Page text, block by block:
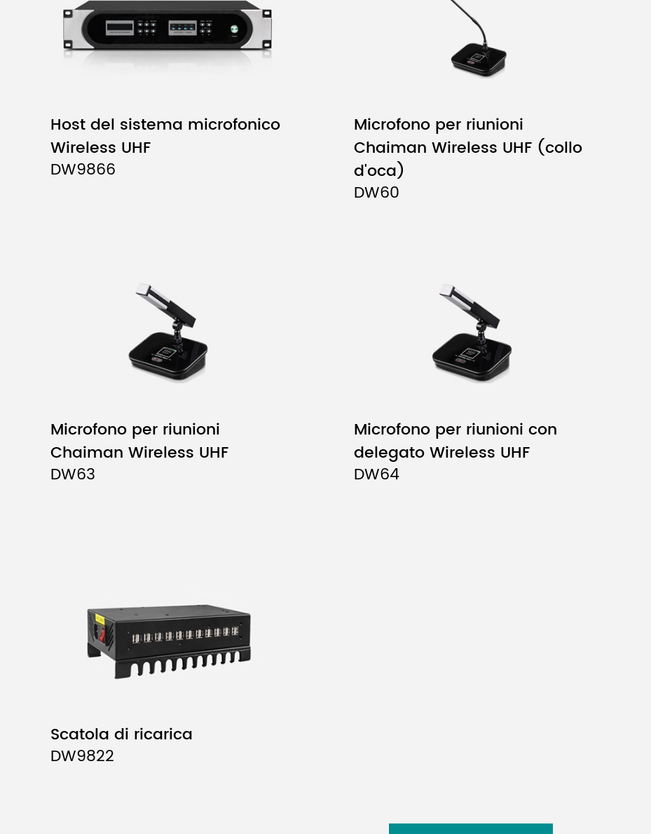
Host del sistema microfonico
Wireless UHF
DW9866
Microfono per riunioni
Chaiman Wireless UHF (collo
d'oca)
DW60
Microfono per riunioni
Chaiman Wireless UHF
DW63
Microfono per riunioni con
delegato Wireless UHF
DW64
Scatola di ricarica
DW9822